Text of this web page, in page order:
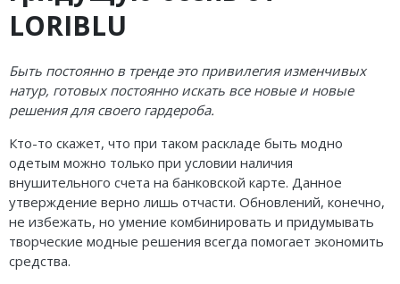
LORIBLU
Быть постоянно в тренде это привилегия изменчивых
натур, готовых постоянно искать все новые и новые
решения для своего гардероба.
Кто-то скажет, что при таком раскладе быть модно
одетым можно только при условии наличия
внушительного счета на банковской карте. Данное
утверждение верно лишь отчасти. Обновлений, конечно,
не избежать, но умение комбинировать и придумывать
творческие модные решения всегда помогает экономить
средства.
Кеды
Полусапоги
Сапоги
Ботфорты
Женская обувь со скидкой
Казаки
Сандалии